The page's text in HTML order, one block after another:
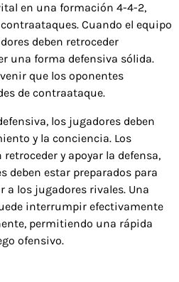
en una formación 4-4-2,
Cuando el equipo
deben retroceder
una forma defensiva sólida.
que los oponentes
de contraataque.
los jugadores deben
y la conciencia. Los
y apoyar la defensa,
deben estar preparados para
a los jugadores rivales. Una
interrumpir efectivamente
permitiendo una rápida
ofensivo.